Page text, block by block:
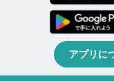
アプリに